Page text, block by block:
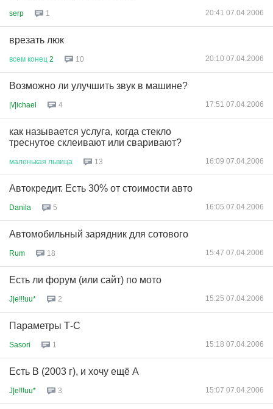
serp 1 20:41 07.04.2006
врезать люк
всем конец 2 10 20:10 07.04.2006
Возможно ли улучшить звук в машине?
|\/|ichael 4 17:51 07.04.2006
как называется услуга, когда стекло
треснутое склеивают или сваривают?
маленькая львица 13 16:09 07.04.2006
Автокредит. Есть 30% от стоимости авто
Danila 5 16:05 07.04.2006
Автомобильный зарядник для сотового
Rum 18 15:47 07.04.2006
Есть ли форум (или сайт) по мото
J|e!!!uu* 2 15:25 07.04.2006
Параметры Т-С
Sasori 1 15:18 07.04.2006
Есть В (2003 г), и хочу ещё А
J|e!!!uu* 3 15:07 07.04.2006